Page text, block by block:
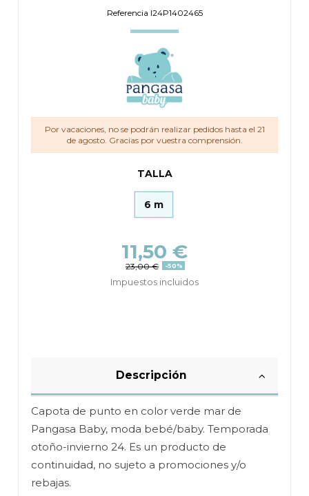
Referencia I24P1402465
Por vacaciones, no se podrán realizar pedidos hasta el 21
de agosto. Gracias por vuestra comprensión.
TALLA
6 m
11,50 €
23,00 € -50%
Impuestos incluidos
Descripción
Capota de punto en color verde mar de
Pangasa Baby, moda bebé/baby. Temporada
otoño-invierno 24. Es un producto de
continuidad, no sujeto a promociones y/o
rebajas.